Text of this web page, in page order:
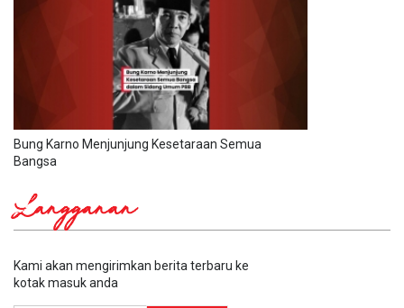
Bung Karno Menjunjung Kesetaraan Semua
Bangsa
Langganan
Kami akan mengirimkan berita terbaru ke
kotak masuk anda